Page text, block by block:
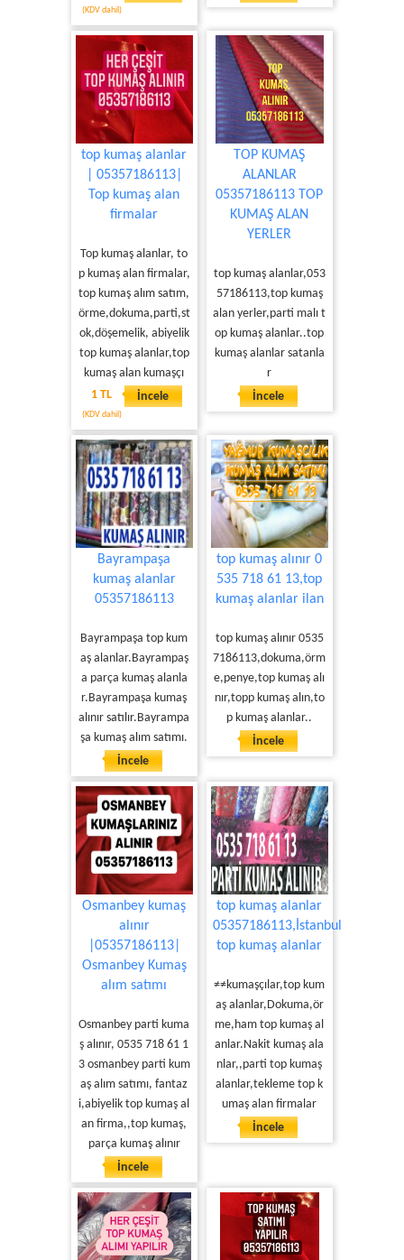
(KDV dahil)
top kumaş alanlar
| 05357186113|
Top kumaş alan
firmalar
Top kumaş alanlar, to
p kumaş alan firmalar,
top kumaş alım satım,
örme,dokuma,parti,st
ok,döşemelik, abiyelik
top kumaş alanlar,top
kumaş alan kumaşçı
1 TL
(KDV dahil)
İncele
TOP KUMAŞ
ALANLAR
05357186113 TOP
KUMAŞ ALAN
YERLER
top kumaş alanlar,053
57186113,top kumaş
alan yerler,parti malı t
op kumaş alanlar..top
kumaş alanlar satanla
r
İncele
Bayrampaşa
kumaş alanlar
05357186113
Bayrampaşa top kum
aş alanlar.Bayrampaş
a parça kumaş alanla
r.Bayrampaşa kumaş
alınır satılır.Bayrampa
şa kumaş alım satımı.
İncele
top kumaş alınır 0
535 718 61 13,top
kumaş alanlar ilan
top kumaş alınır 0535
7186113,dokuma,örm
e,penye,top kumaş alı
nır,topp kumaş alın,to
p kumaş alanlar..
İncele
Osmanbey kumaş
alınır
|05357186113|
Osmanbey Kumaş
alım satımı
Osmanbey parti kuma
ş alınır, 0535 718 61 1
3 osmanbey parti kum
aş alım satımı, fantaz
i,abiyelik top kumaş al
an firma,,top kumaş,
parça kumaş alınır
İncele
top kumaş alanlar
05357186113,İstanbul
top kumaş alanlar
≠≠kumaşçılar,top kum
aş alanlar,Dokuma,ör
me,ham top kumaş al
anlar.Nakit kumaş ala
nlar,,parti top kumaş
alanlar,tekleme top k
umaş alan firmalar
İncele